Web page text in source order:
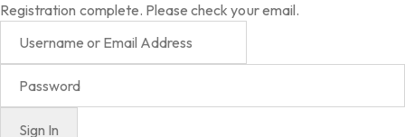
Registration complete. Please check your email.